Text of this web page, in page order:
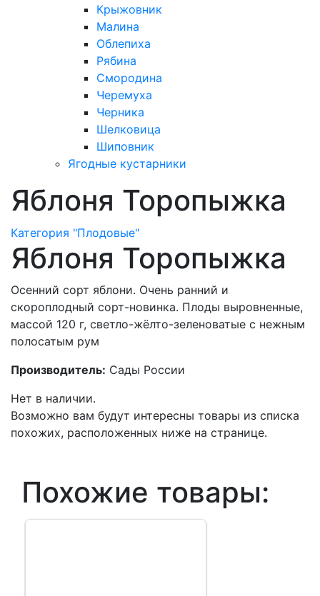
Крыжовник
Малина
Облепиха
Рябина
Смородина
Черемуха
Черника
Шелковица
Шиповник
Ягодные кустарники
Яблоня Торопыжка
Категория "Плодовые"
Яблоня Торопыжка
Осенний сорт яблони. Очень ранний и
скороплодный сорт-новинка. Плоды выровненные,
массой 120 г, светло-жёлто-зеленоватые с нежным
полосатым рум
Производитель: Сады России
Нет в наличии.
Возможно вам будут интересны товары из списка
похожих, расположенных ниже на странице.
Похожие товары: